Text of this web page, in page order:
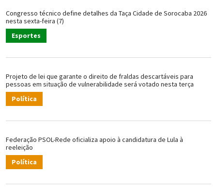
Congresso técnico define detalhes da Taça Cidade de Sorocaba 2026
nesta sexta-feira (7)
Esportes
Projeto de lei que garante o direito de fraldas descartáveis para
pessoas em situação de vulnerabilidade será votado nesta terça
Política
Federação PSOL-Rede oficializa apoio à candidatura de Lula à
reeleição
Política